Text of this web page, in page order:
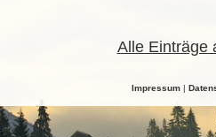
Alle Einträge
Impressum |